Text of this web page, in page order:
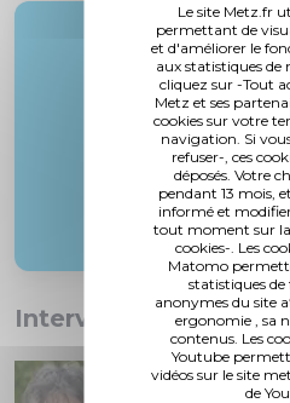
Le site Metz.fr
permettant de
et d'améliorer le
aux statistiques de
cliquez sur -Tout
Metz et ses
cookies sur votre
navigation. Si
refuser-, ces
déposés. Votre
pendant 13 mois,
informé et
tout moment sur
cookies-. Les
Matomo
statistiques
anonymes du site
ergonomie , sa
contenus. Les
Youtube
vidéos sur le site
de
Mme.
Interventions :